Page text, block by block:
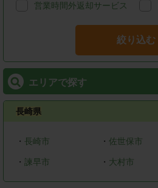
営業時間外返却サービス
絞り込む
エリアで探す
長崎県
・ 長崎市 ・ 佐世保市
・ 諫早市 ・ 大村市